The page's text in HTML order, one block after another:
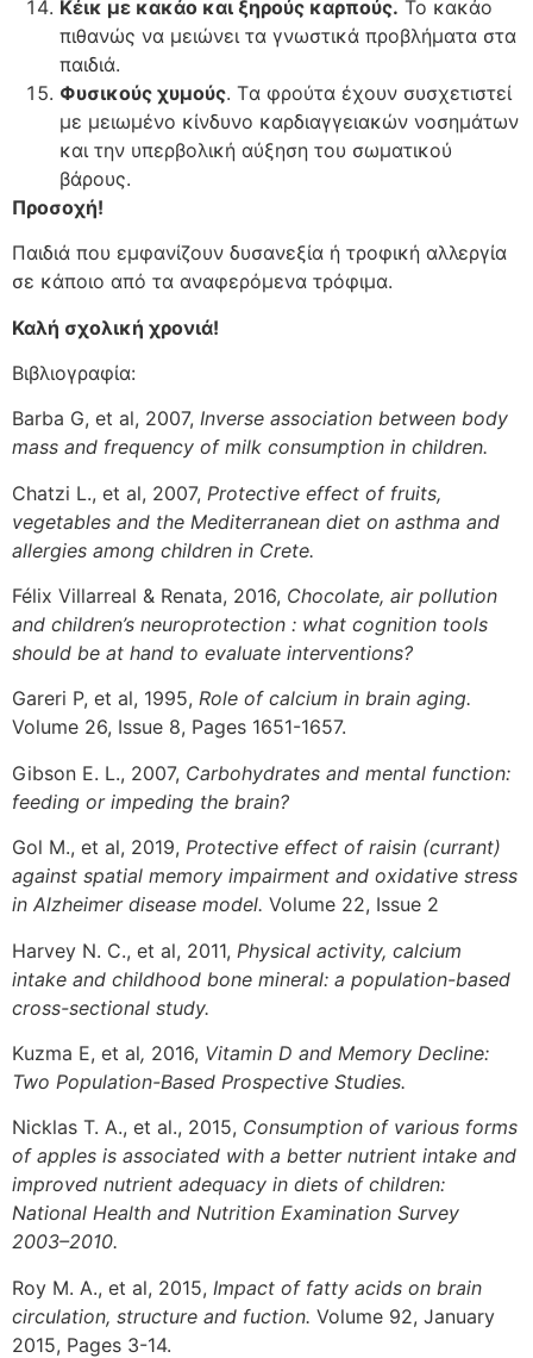
Kέικ με κακάο και ξηρούς καρπούς. Το κακάο
πιθανώς να μειώνει τα γνωστικά προβλήματα στα
παιδιά.
Φυσικούς χυμούς. Tα φρούτα έχουν συσχετιστεί
με μειωμένο κίνδυνο καρδιαγγειακών νοσημάτων
και την υπερβολική αύξηση του σωματικού
βάρους.
Προσοχή!
Παιδιά που εμφανίζουν δυσανεξία ή τροφική αλλεργία
σε κάποιο από τα αναφερόμενα τρόφιμα.
Καλή σχολική χρονιά!
Βιβλιογραφία:
Βarba G, et al, 2007, Inverse association between body
mass and frequency of milk consumption in children.
Chatzi L., et al, 2007, Protective effect of fruits,
vegetables and the Mediterranean diet on asthma and
allergies among children in Crete.
Félix Villarreal & Renata, 2016, Chocolate, air pollution
and children’s neuroprotection : what cognition tools
should be at hand to evaluate interventions?
Gareri P, et al, 1995, Role of calcium in brain aging.
Volume 26, Issue 8, Pages 1651-1657.
Gibson E. L., 2007, Carbohydrates and mental function:
feeding or impeding the brain?
Gol M., et al, 2019, Protective effect of raisin (currant)
against spatial memory impairment and oxidative stress
in Alzheimer disease model. Volume 22, Issue 2
Ηarvey N. C., et al, 2011, Physical activity, calcium
intake and childhood bone mineral: a population-based
cross-sectional study.
Κuzma E, et al, 2016, Vitamin D and Memory Decline:
Two Population-Based Prospective Studies.
Νicklas T. A., et al., 2015, Consumption of various forms
of apples is associated with a better nutrient intake and
improved nutrient adequacy in diets of children:
National Health and Nutrition Examination Survey
2003–2010.
Roy M. A., et al, 2015, Impact of fatty acids on brain
circulation, structure and fuction. Volume 92, January
2015, Pages 3-14.